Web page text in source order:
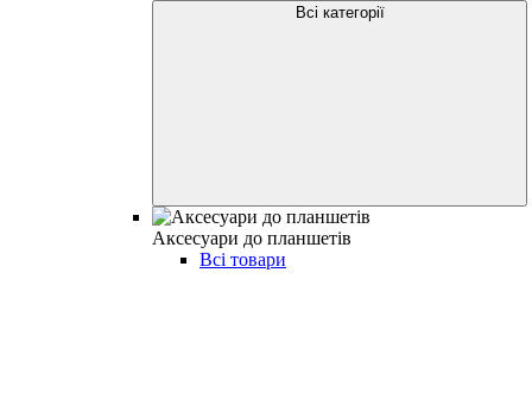
Всі категорії
Аксесуари до планшетів
Всі товари